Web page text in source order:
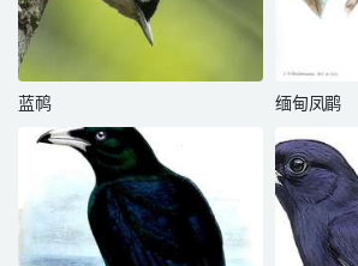
蓝䴓 缅甸凤鹛